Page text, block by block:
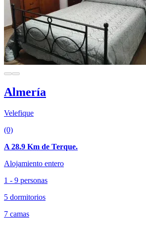
Almería
Velefique
(0)
A 28.9 Km de Terque.
Alojamiento entero
1 - 9 personas
5 dormitorios
7 camas